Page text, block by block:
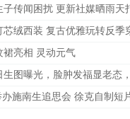
子传闻困扰 更新社媒晒雨天
芯绒西装 复古优雅玩转反季
裙亮相 灵动元气
生图曝光，脸肿发福显老态
施南生追思会 徐克自制短